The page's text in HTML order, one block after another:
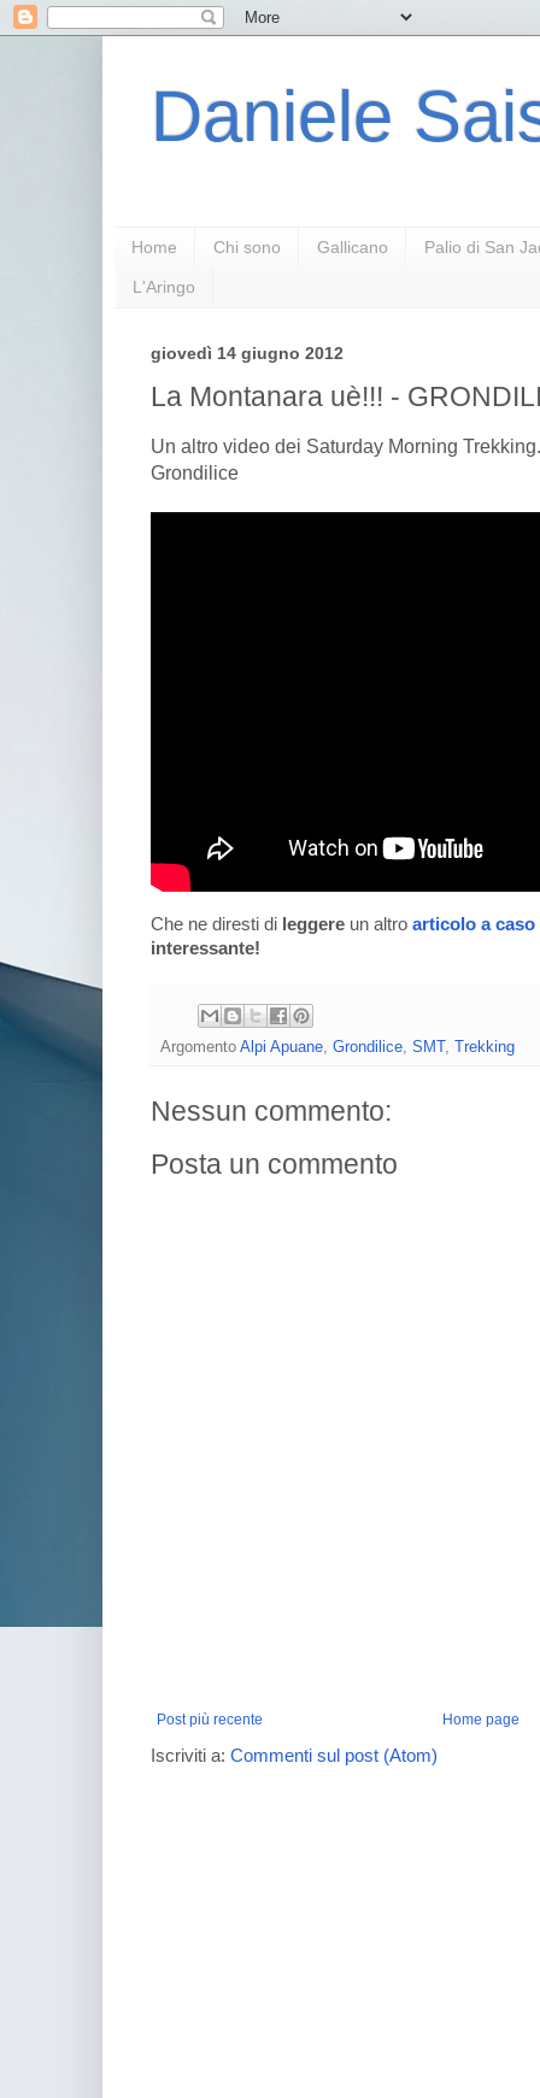
Daniele
Home Chi sono Gallicano Palio di San
L'Aringo
giovedì 14 giugno 2012
La Montanara uè!!! -
Un altro video dei Saturday Morning
Grondilice
Che ne diresti di leggere un altro articolo a caso
interessante!
Argomento Alpi Apuane Grondilice SMT, Trekking
Nessun commento:
Posta un commento
Post più recente Home page
Iscriviti a: Commenti sul post (Atom)